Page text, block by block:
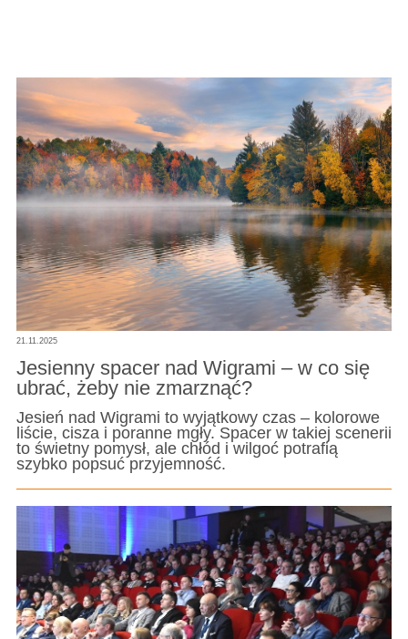
21.11.2025
Jesienny spacer nad Wigrami – w co się
ubrać, żeby nie zmarznąć?
Jesień nad Wigrami to wyjątkowy czas – kolorowe
liście, cisza i poranne mgły. Spacer w takiej scenerii
to świetny pomysł, ale chłód i wilgoć potrafią
szybko popsuć przyjemność.